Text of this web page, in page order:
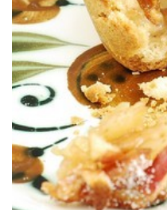
TARTELETTES
Une tartelette toute simple qui
base de pommes où la
Cognac. Ça peut paraître peu